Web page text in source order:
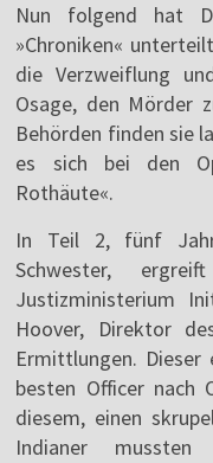
Nun folgend hat
»Chroniken«
die Verzweiflung
Osage, den Mörder
Behörden finden sie
es sich bei den
Rothäute«.
In Teil 2, fünf
Schwester,
Justizministerium
Hoover, Direktor
Ermittlungen.
besten Officer nach
diesem, einen
Indianer